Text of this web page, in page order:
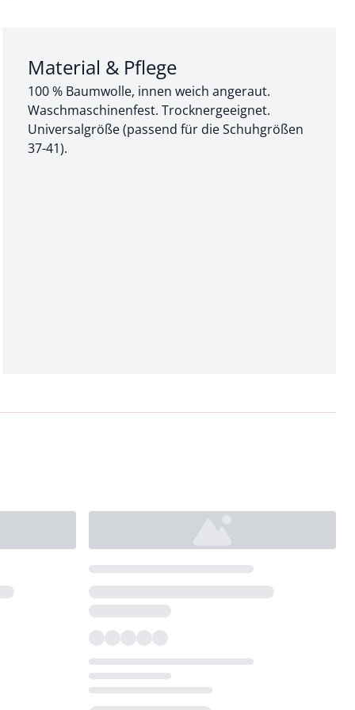
Abschnitt 3 von 3:
Material & Pflege
100 % Baumwolle, innen weich angeraut.
Waschmaschinenfest. Trocknergeeignet.
Universalgröße (passend für die Schuhgrößen
37-41).